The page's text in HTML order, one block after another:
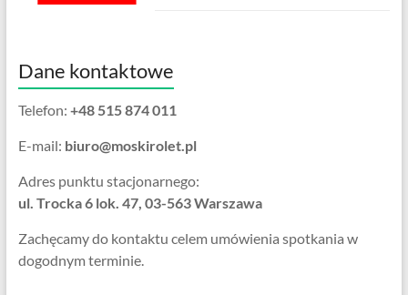
Dane kontaktowe
Telefon: +48 515 874 011
E-mail: biuro@moskirolet.pl
Adres punktu stacjonarnego:
ul. Trocka 6 lok. 47, 03-563 Warszawa
Zachęcamy do kontaktu celem umówienia spotkania w
dogodnym terminie.